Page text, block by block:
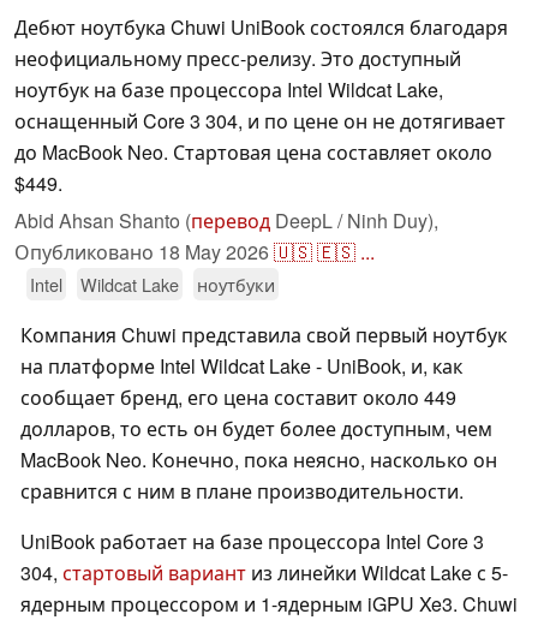
Дебют ноутбука Chuwi UniBook состоялся благодаря
неофициальному пресс-релизу. Это доступный
ноутбук на базе процессора Intel Wildcat Lake,
оснащенный Core 3 304, и по цене он не дотягивает
до MacBook Neo. Стартовая цена составляет около
$449.
Abid Ahsan Shanto (перевод DeepL / Ninh Duy),
Опубликовано 18 May 2026🇺🇸🇪🇸 ...
Intel Wildcat Lake ноутбуки
Компания Chuwi представила свой первый ноутбук
на платформе Intel Wildcat Lake - UniBook, и, как
сообщает бренд, его цена составит около 449
долларов, то есть он будет более доступным, чем
MacBook Neo. Конечно, пока неясно, насколько он
сравнится с ним в плане производительности.
UniBook работает на базе процессора Intel Core 3
304, стартовый вариант из линейки Wildcat Lake с 5-
ядерным процессором и 1-ядерным iGPU Xe3. Chuwi